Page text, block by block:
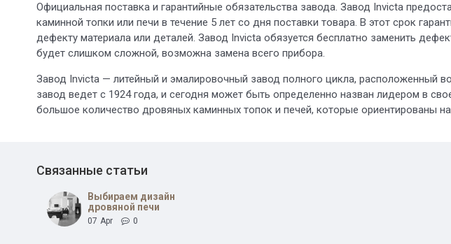
Официальная поставка и гарантийные обязательства завода. Завод Invicta
каминной топки или печи в течение 5 лет со дня поставки товара. В этот срок
дефекту материала или деталей. Завод Invicta обязуется бесплатно заменить
будет слишком сложной, возможна замена всего прибора.
Завод Invicta — литейный и эмалировочный завод полного цикла, расположенный
завод ведет с 1924 года, и сегодня может быть определенно назван лидером в
большое количество дровяных каминных топок и печей, которые ориентированы
Связанные статьи
Выбираем дизайн
дровяной печи
07 Apr 0